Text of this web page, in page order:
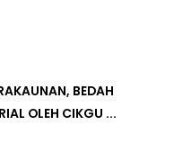
BEDAH
OLEH CIKGU ...